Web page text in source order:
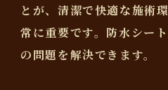
とが、清潔で快適な施術
常に重要です。防水シー
の問題を解決できます。